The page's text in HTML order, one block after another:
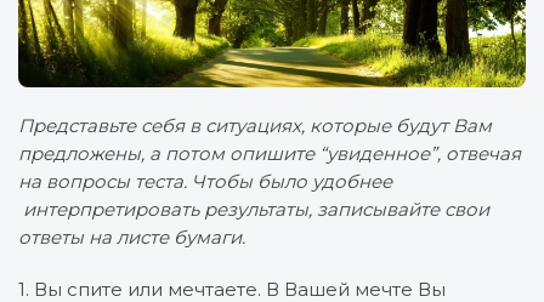
Представьте себя в ситуациях, которые будут Вам
предложены, а потом опишите “увиденное”, отвечая
на вопросы теста. Чтобы было удобнее
интерпретировать результаты, записывайте свои
ответы на листе бумаги.
1. Вы спите или мечтаете. В Вашей мечте Вы